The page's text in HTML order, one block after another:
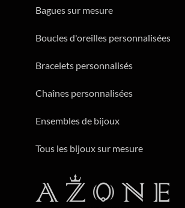
Bagues sur mesure
Boucles d'oreilles personnalisées
Bracelets personnalisés
Chaînes personnalisées
Ensembles de bijoux
Tous les bijoux sur mesure